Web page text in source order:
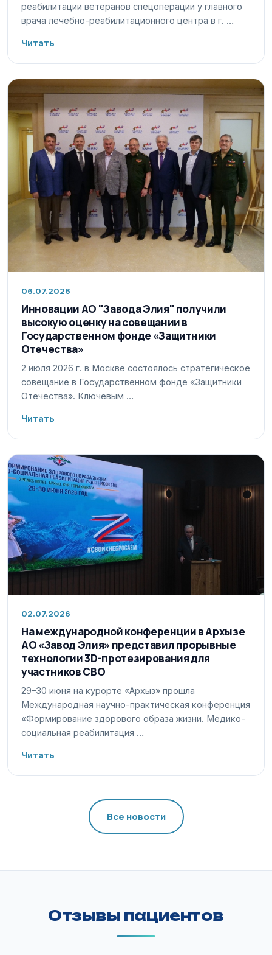
реабилитации ветеранов спецоперации у главного
врача лечебно-реабилитационного центра в г. …
Читать
06.07.2026
Инновации АО "Завода Элия" получили
высокую оценку на совещании в
Государственном фонде «Защитники
Отечества»
2 июля 2026 г. в Москве состоялось стратегическое
совещание в Государственном фонде «Защитники
Отечества». Ключевым …
Читать
02.07.2026
На международной конференции в Архызе
АО «Завод Элия» представил прорывные
технологии 3D-протезирования для
участников СВО
29–30 июня на курорте «Архыз» прошла
Международная научно-практическая конференция
«Формирование здорового образа жизни. Медико-
социальная реабилитация …
Читать
Все новости
Отзывы пациентов